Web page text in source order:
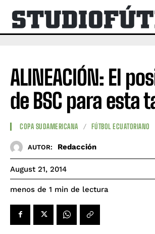
ALINEACIÓN: El
de BSC para esta
COPA SUDAMERICANA FÚTBOL ECUATORIANO
AUTOR: Redacción
August 21, 2014
menos de 1 min de lectura